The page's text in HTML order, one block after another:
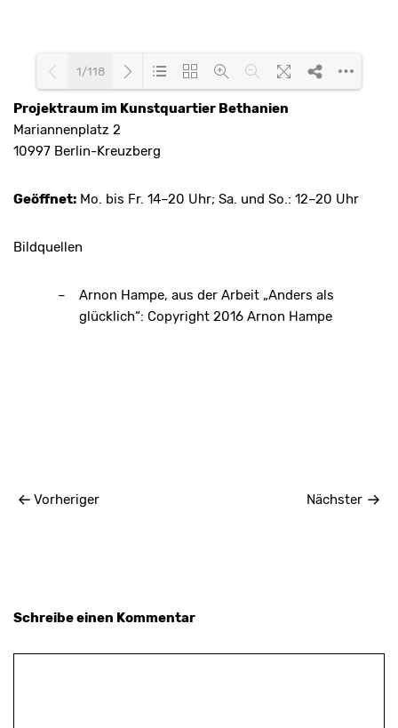
1/118
Projektraum im Kunstquartier Bethanien
Mariannenplatz 2
10997 Berlin-Kreuzberg
Geöffnet: Mo. bis Fr. 14–20 Uhr; Sa. und So.: 12–20 Uhr
Bildquellen
Arnon Hampe, aus der Arbeit „Anders als
glücklich“: Copyright 2016 Arnon Hampe
Vorheriger Nächster
Schreibe einen Kommentar